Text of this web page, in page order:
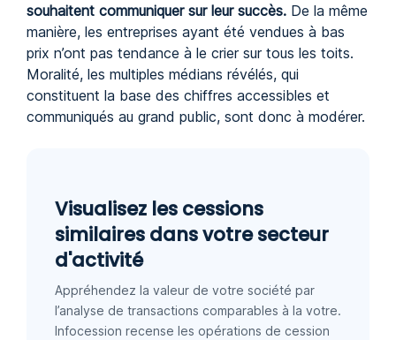
souhaitent communiquer sur leur succès. De la même
manière, les entreprises ayant été vendues à bas
prix n’ont pas tendance à le crier sur tous les toits.
Moralité, les multiples médians révélés, qui
constituent la base des chiffres accessibles et
communiqués au grand public, sont donc à modérer.
Visualisez les cessions
similaires dans votre secteur
d'activité
Appréhendez la valeur de votre société par
l’analyse de transactions comparables à la votre.
Infocession recense les opérations de cession